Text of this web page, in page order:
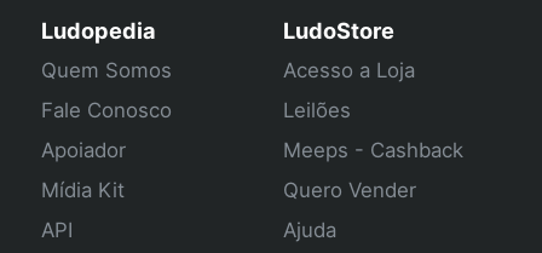
Ludopedia
Quem Somos
Fale Conosco
Apoiador
Mídia Kit
API
LudoStore
Acesso a Loja
Leilões
Meeps - Cashback
Quero Vender
Ajuda